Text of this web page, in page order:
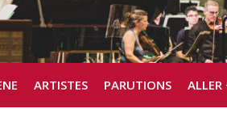
ARTISTES PARUTIONS ALLER